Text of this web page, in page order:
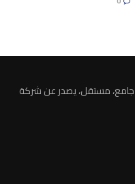
جامع، مستقل، يصدر عن شركة